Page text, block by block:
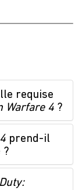
requise
Warfare 4 ?
prend-il
?